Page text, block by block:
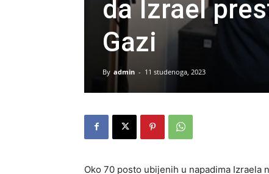
da Izrael
Gazi
By admin - 11 studenoga, 2023
Oko 70 posto ubijenih u napadima Izraela